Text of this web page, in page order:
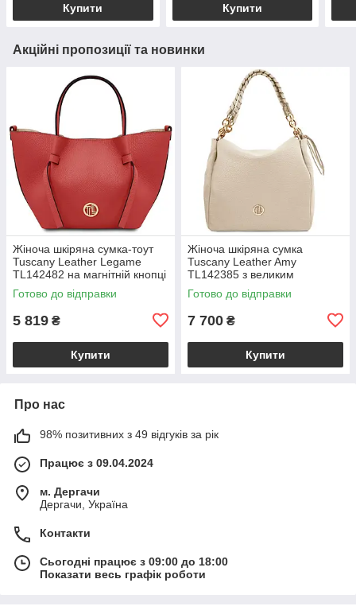
Купити Купити
Акційні пропозиції та новинки
Жіноча шкіряна сумка-тоут
Tuscany Leather Legame
TL142482 на магнітній кнопці
з плечовим ременем,
коралова BS2482_1_105
Готово до відправки
5 819 ₴
Купити
Жіноча шкіряна сумка
Tuscany Leather Amy
TL142385 з великим
відділенням і плечовим
ременем, бежева
Готово до відправки
7 700 ₴
Купити
Про нас
98% позитивних з 49 відгуків за рік
Працює з 09.04.2024
м. Дергачи
Дергачи, Україна
Контакти
Сьогодні працює з 09:00 до 18:00
Показати весь графік роботи